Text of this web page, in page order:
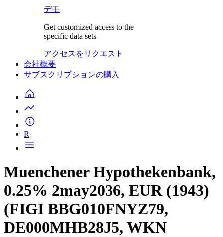
デモ
Get customized access to the
specific data sets
アクセスをリクエスト
会社概要
サブスクリプションの購入
R
Muenchener Hypothekenbank,
0.25% 2may2036, EUR (1943)
(FIGI BBG010FNYZ79,
DE000MHB28J5, WKN